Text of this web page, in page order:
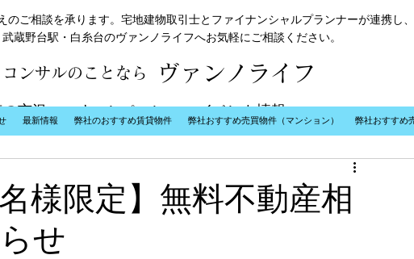
ご相談を承ります。宅地建物取引士とファイナンシャルプランナーが連携し
蔵野台駅・白糸台のヴァンノライフへお気軽にご相談ください。
ンサルのことなら ヴァンノライフ
最新情報 弊社のおすすめ賃貸物件 弊社おすすめ売買物件（マンション） 弊社おすすめ
市況 キャンペーン イベント情報
様限定】無料不動産相
せ